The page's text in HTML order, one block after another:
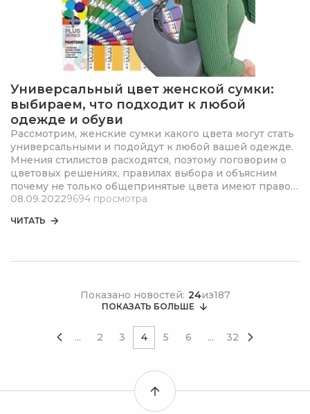
Универсальный цвет женской сумки:
выбираем, что подходит к любой
одежде и обуви
Рассмотрим, женские сумки какого цвета могут стать
универсальными и подойдут к любой вашей одежде.
Мнения стилистов расходятся, поэтому поговорим о
цветовых решениях, правилах выбора и объясним
почему не только общепринятые цвета имеют право
на существование в вашем гардеробе.
08.09.20229694 просмотра
ЧИТАТЬ
Показано новостей: 24из187
... 2 3 4 5 6 ... 32
ПОКАЗАТЬ БОЛЬШЕ